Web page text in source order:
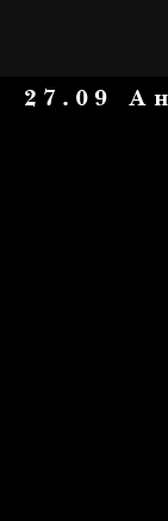
27.09